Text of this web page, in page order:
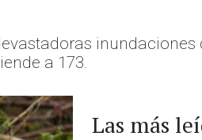
inundaciones
a 173.
Las más